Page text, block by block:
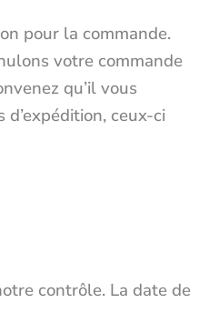
pour la commande.
votre commande
qu’il vous
ceux-ci
contrôle. La date de